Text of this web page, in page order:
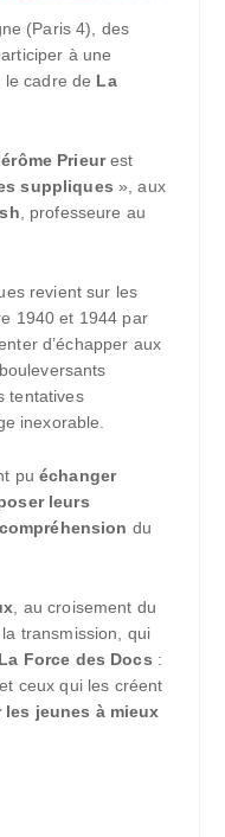
(Paris 4), des
à une
cadre de La
Prieurest
suppliques », aux
, professeure au
revient sur les
1940 et 1944 par
d’échapper aux
tentatives
inexorable.
pu échanger
leurs
du
, au croisement du
transmission, qui
La Force des Docs :
ceux qui les créent
les jeunes à mieux